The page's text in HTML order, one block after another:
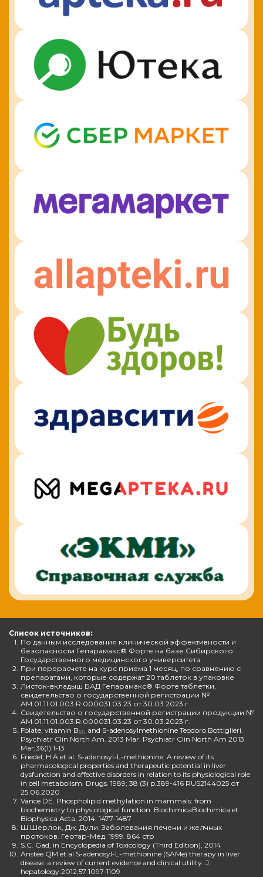
Список источников:
1. По данным исследования клинической эффективности и
безопасности Гепарамакс® Форте на базе Сибирского
Государственного медицинского университета
2. При перерасчете на курс приема 1 месяц, по сравнению с
препаратами, которые содержат 20 таблеток в упаковке
3. Листок-вкладыш БАД Гепарамакс® Форте таблетки,
свидетельство о государственной регистрации №
AM.01.11.01.003.R.000031.03.23 от 30.03.2023 г.
4. Свидетельство о государственной регистрации продукции №
AM.01.11.01.003.R.000031.03.23 от 30.03.2023 г.
5. Folate, vitamin B₁₂, and S-adenosylmethionine Teodoro Bottiglieri.
Psychiatr Clin North Am. 2013 Mar. Psychiatr Clin North Am 2013
Mar;36(1):1-13
6. Friedel, H A et al. S-adenosyl-L-methionine. A review of its
pharmacological properties and therapeutic potential in liver
dysfunction and affective disorders in relation to its physiological role
in cell metabolism. Drugs. 1989; 38 (3) p.389-416 RUS2144025 от
25.06.2020
7. Vance DE. Phospholipid methylation in mammals: from
biochemistry to physiological function. BiochimicaBiochimica et
Biophysica Acta. 2014: 1477-1487
8. Ш.Шерлок, Дж. Дули. Заболевания печени и желчных
протоков. Геотар-Мед. 1999. 864 стр
9. S.C. Gad, in Encyclopedia of Toxicology (Third Edition), 2014
10. Anstee QM et al.S-adenosyl-L-methionine (SAMe) therapy in liver
disease: a review of current evidence and clinical utility. J.
hepatology.2012;57:1097-1109